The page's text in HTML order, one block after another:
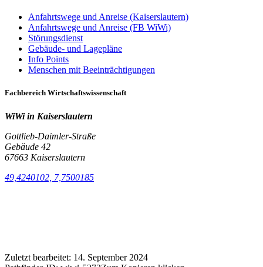
Anfahrtswege und Anreise (Kaiserslautern)
Anfahrtswege und Anreise (FB WiWi)
Störungsdienst
Gebäude- und Lagepläne
Info Points
Menschen mit Beeinträchtigungen
Fachbereich Wirtschaftswissenschaft
WiWi in Kaiserslautern
Gottlieb-Daimler-Straße
Gebäude 42
67663 Kaiserslautern
49,4240102, 7,7500185
Zuletzt bearbeitet: 14. September 2024